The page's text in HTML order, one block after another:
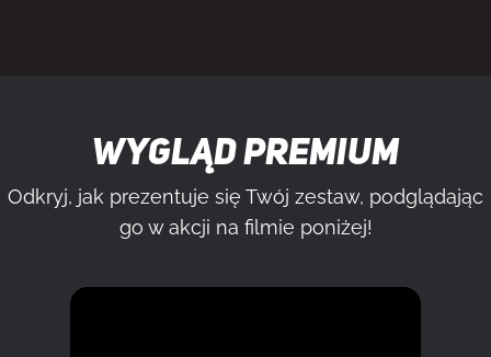
Wygląd premium
Odkryj, jak prezentuje się Twój zestaw, podglądając
go w akcji na filmie poniżej!